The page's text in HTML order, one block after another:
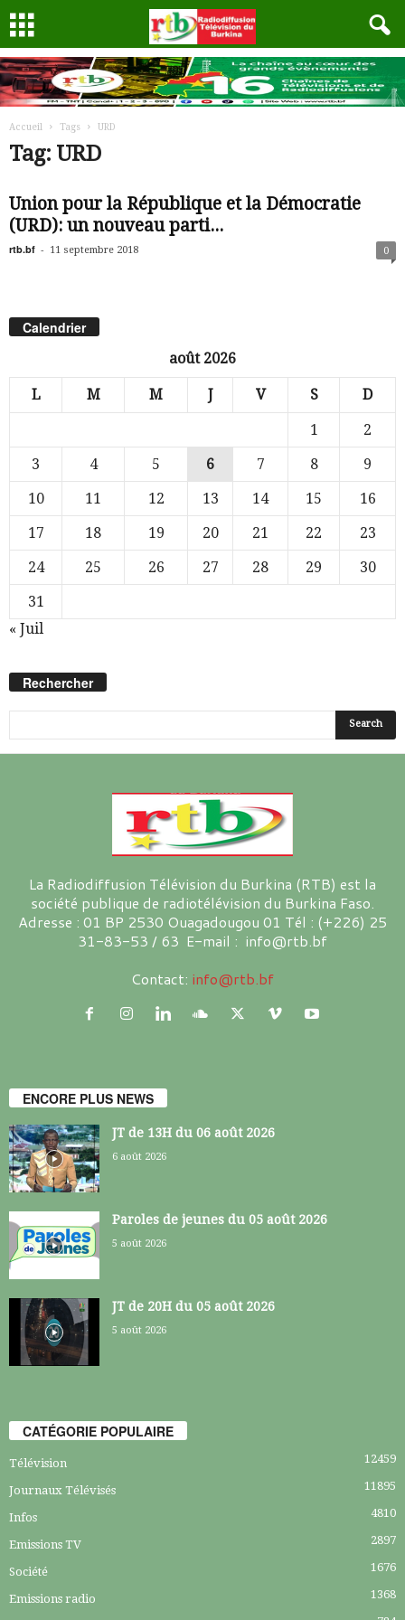
Accueil Tags URD
Tag: URD
Union pour la République et la Démocratie
(URD): un nouveau parti...
rtb.bf - 11 septembre 2018 0
Calendrier
août 2026
L M M J V S D
1
2
3
4 5 6 7 8
9
10
11 12 13 14 15
16
17
18 19 20 21 22
23
24
25 26 27 28 29
30
31
« Juil
Rechercher
La Radiodiffusion Télévision du Burkina (RTB) est la
société publique de radiotélévision du Burkina Faso.
Adresse : 01 BP 2530 Ouagadougou 01 Tél : (+226) 25
31-83-53 / 63 E-mail : info@rtb.bf
Contact: info@rtb.bf
ENCORE PLUS NEWS
JT de 13H du 06 août 2026
6 août 2026
Paroles de jeunes du 05 août 2026
5 août 2026
JT de 20H du 05 août 2026
5 août 2026
CATÉGORIE POPULAIRE
Télévision 12459
Journaux Télévisés 11895
Infos 4810
Emissions TV 2897
Société 1676
Emissions radio 1368